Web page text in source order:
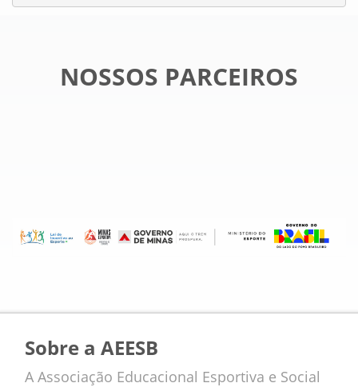
NOSSOS PARCEIROS
Sobre a AEESB
A Associação Educacional Esportiva e Social